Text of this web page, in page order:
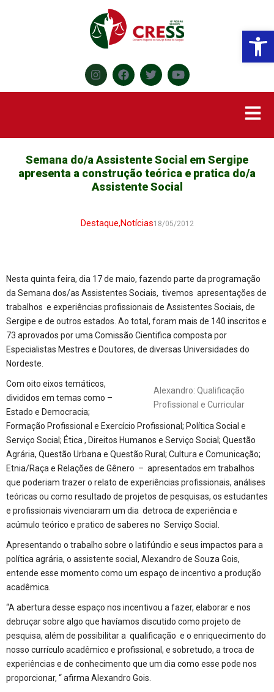
Semana do/a Assistente Social em Sergipe
apresenta a construção teórica e pratica do/a
Assistente Social
Destaque,Notícias18/05/2012
Nesta quinta feira, dia 17 de maio, fazendo parte da programação
da Semana dos/as Assistentes Sociais, tivemos apresentações de
trabalhos e experiências profissionais de Assistentes Sociais, de
Sergipe e de outros estados. Ao total, foram mais de 140 inscritos e
73 aprovados por uma Comissão Cientifica composta por
Especialistas Mestres e Doutores, de diversas Universidades do
Nordeste.
Alexandro: Qualificação
Profissional e Curricular
Com oito eixos temáticos,
divididos em temas como –
Estado e Democracia;
Formação Profissional e Exercício Profissional; Política Social e
Serviço Social; Ética , Direitos Humanos e Serviço Social; Questão
Agrária, Questão Urbana e Questão Rural; Cultura e Comunicação;
Etnia/Raça e Relações de Gênero – apresentados em trabalhos
que poderiam trazer o relato de experiências profissionais, análises
teóricas ou como resultado de projetos de pesquisas, os estudantes
e profissionais vivenciaram um dia detroca de experiência e
acúmulo teórico e pratico de saberes no Serviço Social.
Apresentando o trabalho sobre o latifúndio e seus impactos para a
política agrária, o assistente social, Alexandro de Souza Gois,
entende esse momento como um espaço de incentivo a produção
acadêmica.
“A abertura desse espaço nos incentivou a fazer, elaborar e nos
debruçar sobre algo que havíamos discutido como projeto de
pesquisa, além de possibilitar a qualificação e o enriquecimento do
nosso currículo acadêmico e profissional, e sobretudo, a troca de
experiências e de conhecimento que um dia como esse pode nos
proporcionar, “ afirma Alexandro Gois.